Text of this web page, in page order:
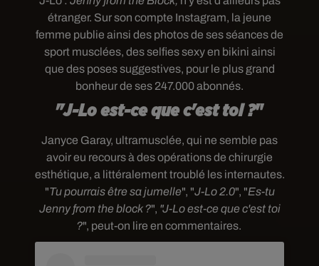
étranger. Sur son compte Instagram, la jeune
femme publie ainsi des photos de ses séances de
sport musclées, des selfies sexy en bikini ainsi
que des poses suggestives, pour le plus grand
bonheur de ses 247.000 abonnés.
"J-Lo est-ce que c'est toi ?"
Janyce Garay, ultramusclée, qui ne semble pas
avoir eu recours à des opérations de chirurgie
esthétique, a littéralement troublé les internautes.
"Tu pourrais être sa jumelle", "J-Lo 2.0", "Es-tu
Jenny from the block ?", "J-Lo est-ce que c'est toi
?", peut-on lire en commentaires.